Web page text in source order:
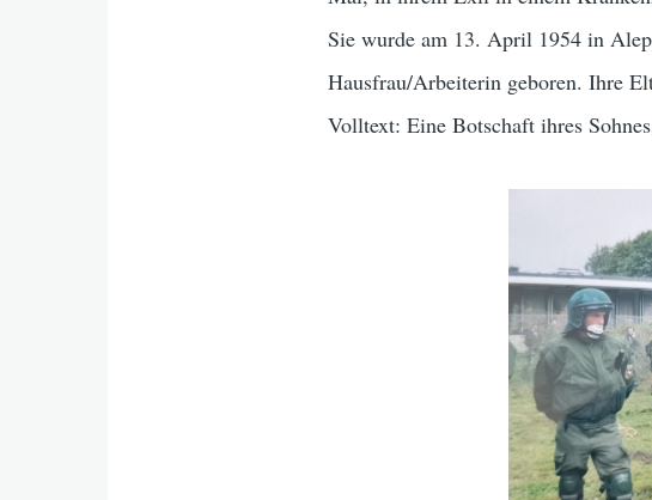
Sie wurde am 13. April 1954 in
Hausfrau/Arbeiterin geboren. Ihre
Volltext: Eine Botschaft ihres